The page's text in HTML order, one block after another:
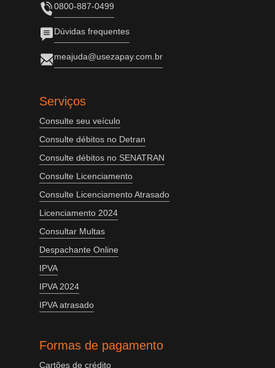
0800-887-0499
Dúvidas frequentes
meajuda@usezapay.com.br
Serviços
Consulte seu veículo
Consulte débitos no Detran
Consulte débitos no SENATRAN
Consulte Licenciamento
Consulte Licenciamento Atrasado
Licenciamento 2024
Consultar Multas
Despachante Online
IPVA
IPVA 2024
IPVA atrasado
Formas de pagamento
Cartões de crédito